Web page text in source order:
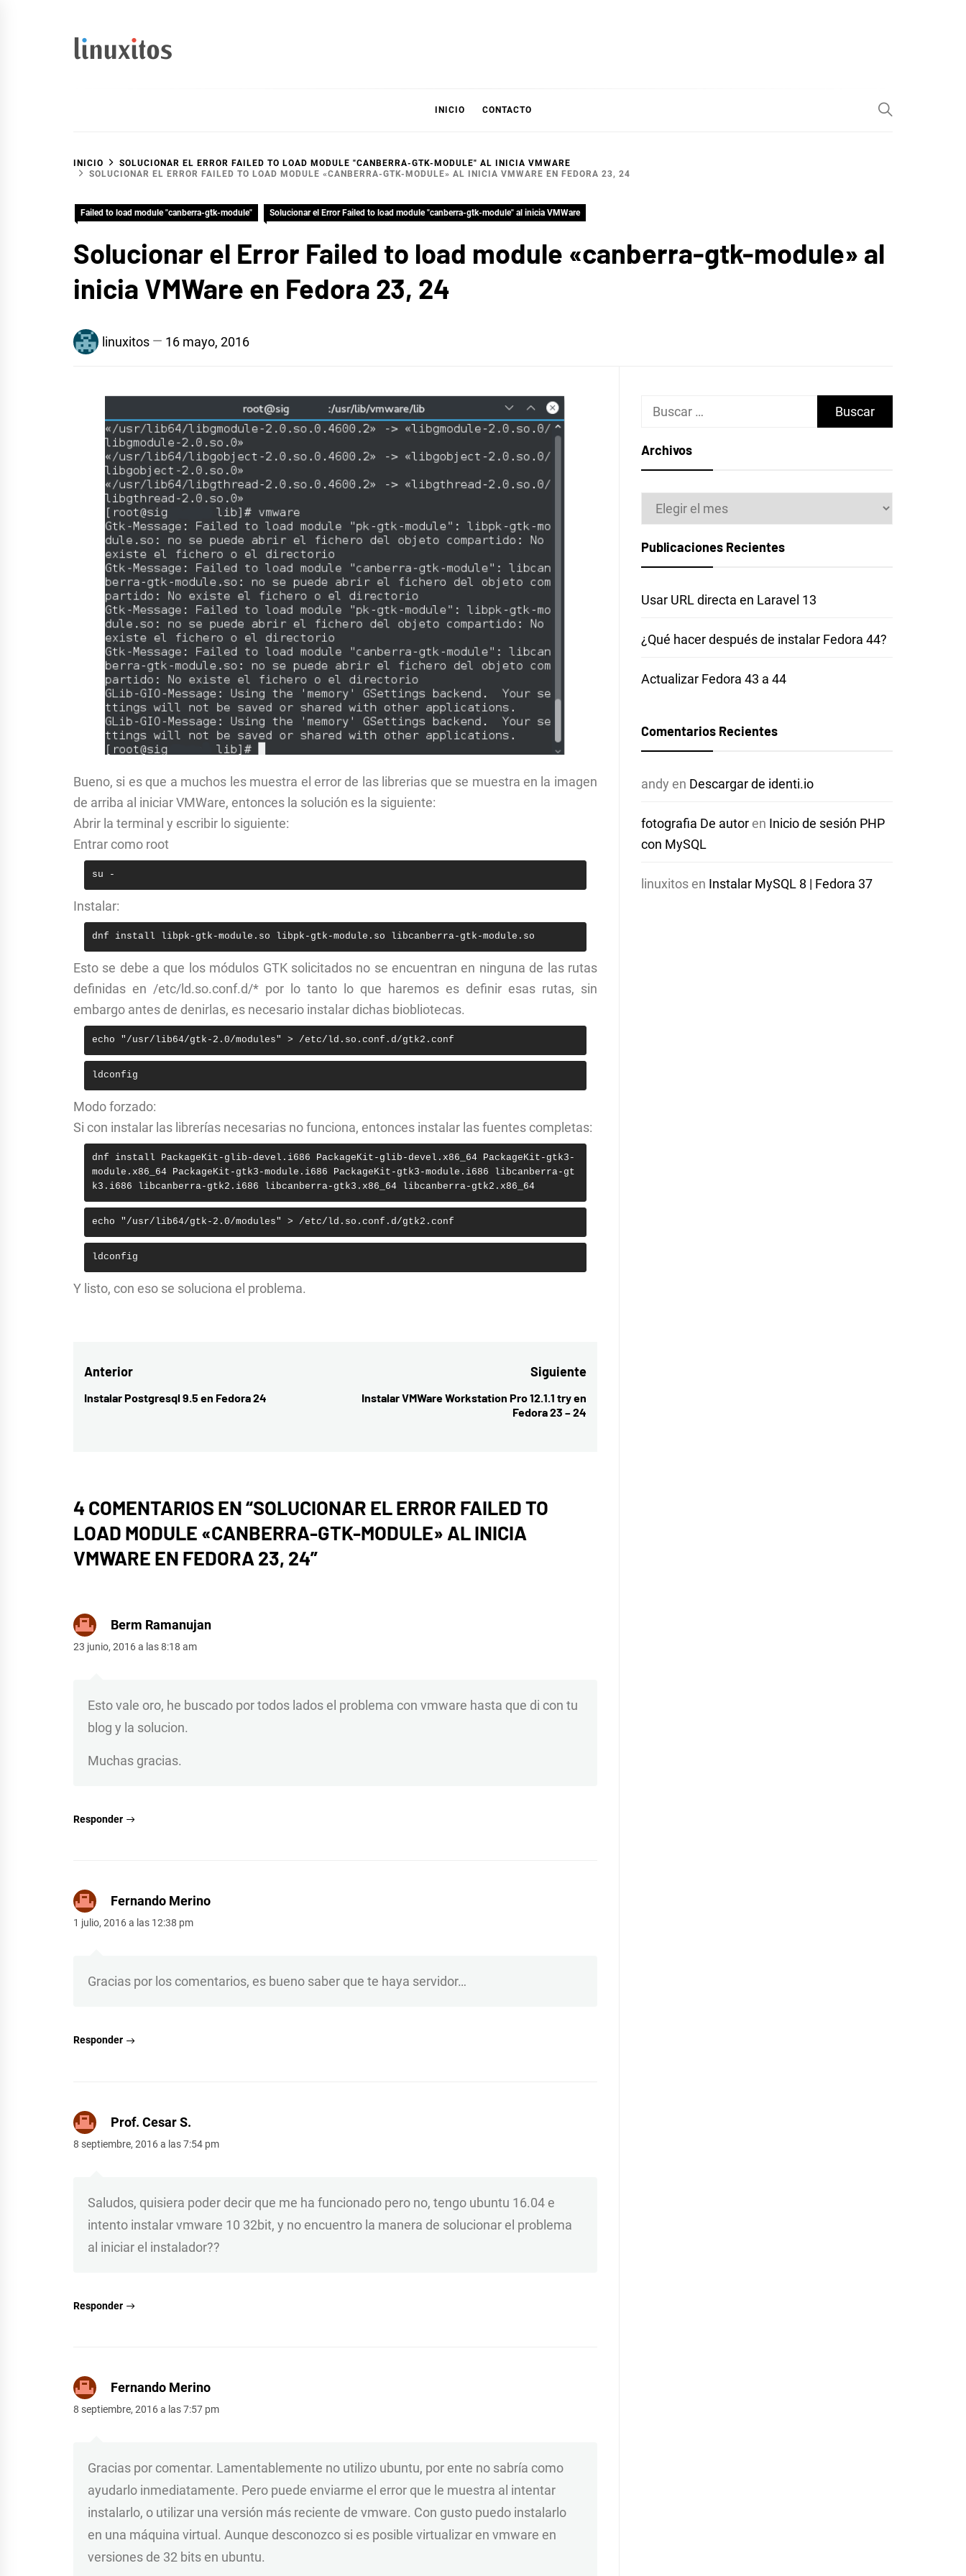
INICIO CONTACTO
INICIO
SOLUCIONAR EL ERROR FAILED TO LOAD MODULE "CANBERRA-GTK-MODULE" AL INICIA VMWARE
SOLUCIONAR EL ERROR FAILED TO LOAD MODULE «CANBERRA-GTK-MODULE» AL INICIA VMWARE EN FEDORA 23, 24
Failed to load module "canberra-gtk-module" Solucionar el Error Failed to load module "canberra-gtk-module" al inicia VMWare
Solucionar el Error Failed to load module «canberra-gtk-module» al
inicia VMWare en Fedora 23, 24
linuxitos 16 mayo, 2016
Bueno, si es que a muchos les muestra el error de las librerias que se muestra en la imagen
de arriba al iniciar VMWare, entonces la solución es la siguiente:
Abrir la terminal y escribir lo siguiente:
Entrar como root
su -
Instalar:
dnf install libpk-gtk-module.so libpk-gtk-module.so libcanberra-gtk-module.so
Esto se debe a que los módulos GTKsolicitados no se encuentran en ninguna de las rutas
definidas en /etc/ld.so.conf.d/* por lo tanto lo que haremos es definir esas rutas, sin
embargo antes de denirlas, es necesario instalar dichas biobliotecas.
echo "/usr/lib64/gtk-2.0/modules" > /etc/ld.so.conf.d/gtk2.conf
ldconfig
Modo forzado:
Si con instalar las librerías necesarias no funciona, entonces instalar las fuentes completas:
dnf install PackageKit-glib-devel.i686 PackageKit-glib-devel.x86_64 PackageKit-gtk3-
module.x86_64 PackageKit-gtk3-module.i686 PackageKit-gtk3-module.i686 libcanberra-gt
k3.i686 libcanberra-gtk2.i686 libcanberra-gtk3.x86_64 libcanberra-gtk2.x86_64
echo "/usr/lib64/gtk-2.0/modules" > /etc/ld.so.conf.d/gtk2.conf
ldconfig
Y listo, con eso se soluciona el problema.
Navegación
de
Anterior
Entrada
Instalar Postgresql 9.5 en Fedora 24
Siguiente
Entrada
Instalar VMWare Workstation Pro 12.1.1 try en
Fedora 23 – 24
4 COMENTARIOS EN “SOLUCIONAR EL ERROR FAILED TO
LOAD MODULE «CANBERRA-GTK-MODULE» AL INICIA
VMWARE EN FEDORA 23, 24”
Berm Ramanujan
23 junio, 2016 a las 8:18 am
Esto vale oro, he buscado por todos lados el problema con vmware hasta que di con tu
blog y la solucion.
Muchas gracias.
Responder
Fernando Merino
1 julio, 2016 a las 12:38 pm
Gracias por los comentarios, es bueno saber que te haya servidor…
Responder
Prof. Cesar S.
8 septiembre, 2016 a las 7:54 pm
Saludos, quisiera poder decir que me ha funcionado pero no, tengo ubuntu 16.04 e
intento instalar vmware 10 32bit, y no encuentro la manera de solucionar el problema
al iniciar el instalador??
Responder
Fernando Merino
8 septiembre, 2016 a las 7:57 pm
Gracias por comentar. Lamentablemente no utilizo ubuntu, por ente no sabría como
ayudarlo inmediatamente. Pero puede enviarme el error que le muestra al intentar
instalarlo, o utilizar una versión más reciente de vmware. Con gusto puedo instalarlo
en una máquina virtual. Aunque desconozco si es posible virtualizar en vmware en
versiones de 32 bits en ubuntu.
Buscar:
Archivos
Archivos
Publicaciones Recientes
Usar URL directa en Laravel 13
¿Qué hacer después de instalar Fedora 44?
Actualizar Fedora 43 a 44
Comentarios Recientes
andy en Descargar de identi.io
fotografia De autoren Inicio de sesión PHP
con MySQL
linuxitosen Instalar MySQL 8 | Fedora 37